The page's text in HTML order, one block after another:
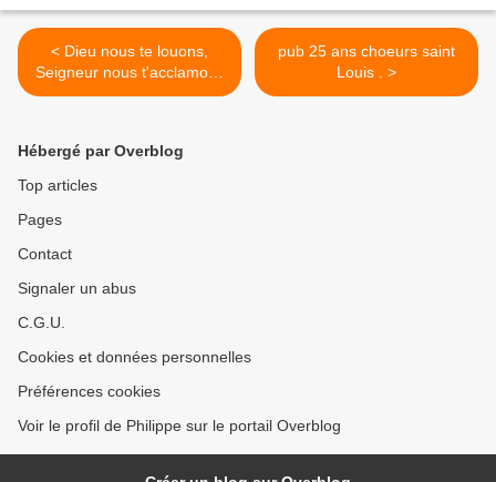
< Dieu nous te louons,
Seigneur nous t'acclamons
dans l'immense cortège de
pub 25 ans choeurs saint
Louis . >
Hébergé par Overblog
Top articles
Pages
Contact
Signaler un abus
C.G.U.
Cookies et données personnelles
Préférences cookies
Voir le profil de Philippe sur le portail Overblog